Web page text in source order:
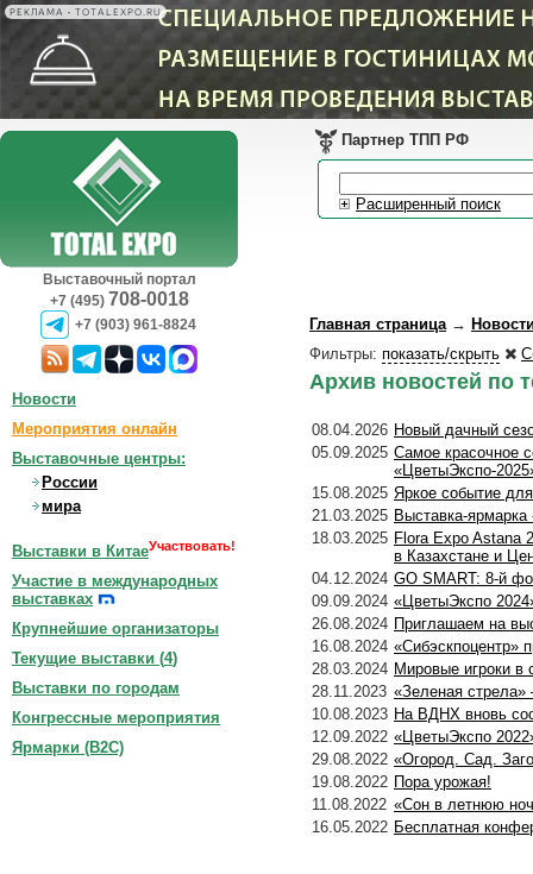
РЕКЛАМА • TOTALEXPO.RU
Выставочный портал
+7 (495) 708-0018
+7 (903) 961-8824
Партнер ТПП РФ
Расширенный поиск
Главная страница→
Фильтры: показать/скрыть
Архив новостей по
08.04.2026 Новый дачный
05.09.2025 Самое красочное
«ЦветыЭкспо-
15.08.2025 Яркое событие
21.03.2025 Выставка-
18.03.2025 Flora Expo Astana
в Казахстане и
04.12.2024 GO SMART: 8-й
09.09.2024 «ЦветыЭкспо
26.08.2024 Приглашаем на
16.08.2024 «Сибэскпоцентр»
28.03.2024 Мировые игроки в
28.11.2023 «Зеленая
10.08.2023 На ВДНХ вновь
12.09.2022 «ЦветыЭкспо
29.08.2022 «Огород. Сад.
19.08.2022 Пора урожая!
11.08.2022 «Сон в летнюю
16.05.2022 Бесплатная
Новости
Мероприятия онлайн
Выставочные центры:
России
мира
Выставки в КитаеУчаствовать!
Участие в международных
выставках
Крупнейшие организаторы
Текущие выставки (4)
Выставки по городам
Конгрессные мероприятия
Ярмарки (B2C)